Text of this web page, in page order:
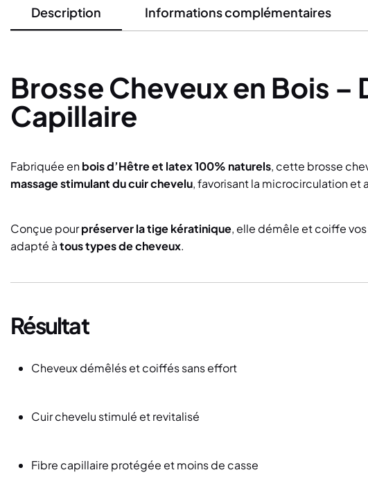
Description Informations complémentaires
Brosse Cheveux en Bois
Capillaire
Fabriquée enbois d’Hêtre et latex 100% naturels, cette brosse
massage stimulant du cuir chevelu, favorisant la microcirculation et
Conçue pourpréserver la tige kératinique, elle démêle et coiffe
adapté àtous types de cheveux.
Résultat
Cheveux démêlés et coiffés sans effort
Cuir chevelu stimulé et revitalisé
Fibre capillaire protégée et moins de casse